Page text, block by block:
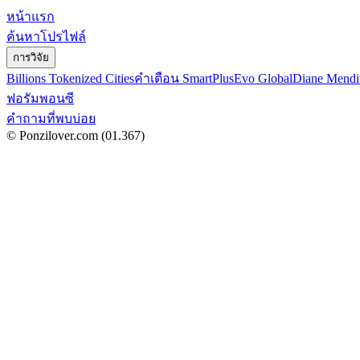
หน้าแรก
ค้นหาโปรไฟล์
การวิจัย
Billions Tokenized Citiesคำเตือน SmartPlusEvo GlobalDiane
ฟอรัมพอนซี
คำถามที่พบบ่อย
© Ponzilover.com (01.367)